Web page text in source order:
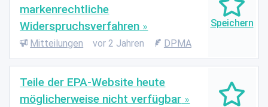
markenrechtliche
Widerspruchsverfahren
Mitteilungen vor 2 Jahren DPMA
Teile der EPA-Website heute
möglicherweise nicht verfügbar